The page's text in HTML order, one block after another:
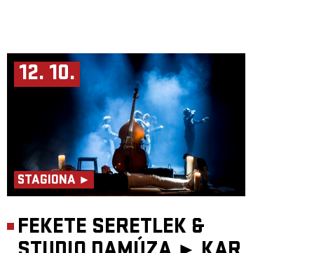
12. 10.
STAGIONA ►
FEKETE SERETLEK &